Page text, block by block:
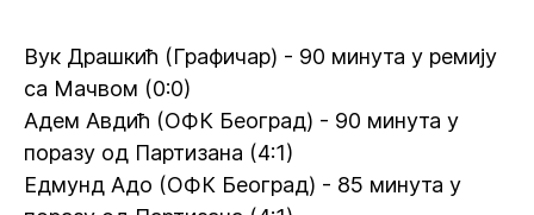
Вук Драшкић (Графичар) - 90 минута у ремију
са Мачвом (0:0)
Адем Авдић (ОФК Београд) - 90 минута у
поразу од Партизана (4:1)
Едмунд Адо (ОФК Београд) - 85 минута у